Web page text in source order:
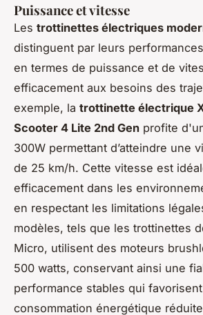
Puissance et vitesse
Les trottinettes électriques
distinguent par leurs
en termes de puissance et de
efficacement aux besoins des
exemple, la trottinette électrique
Scooter 4 Lite 2nd Gen profite
300W permettant d’atteindre une
de 25 km/h. Cette vitesse est
efficacement dans les
en respectant les limitations
modèles, tels que les trottinettes
Micro, utilisent des moteurs
500 watts, conservant ainsi une
performance stables qui
consommation énergétique